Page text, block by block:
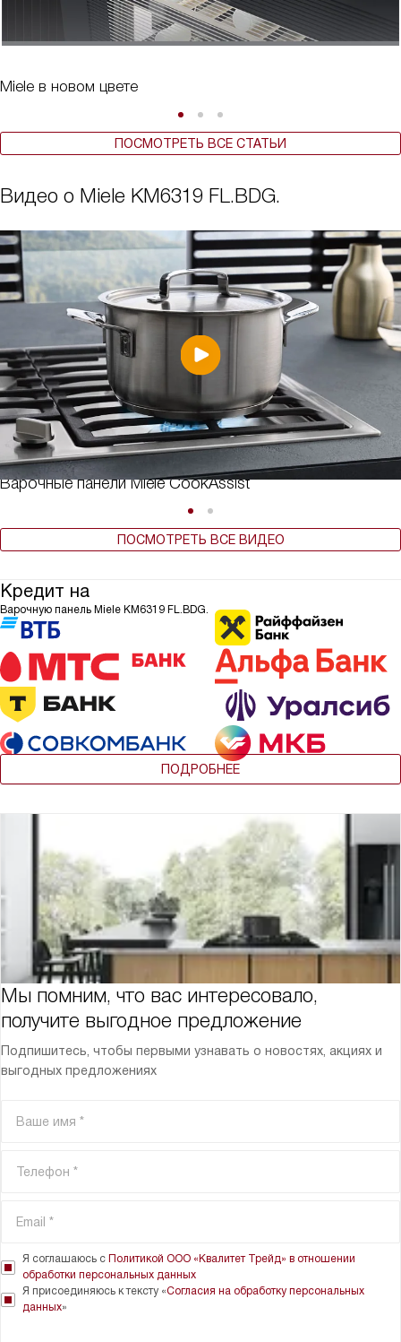
Miele в новом цвете
ПОСМОТРЕТЬ ВСЕ СТАТЬИ
Видео о Miele KM6319 FL.BDG.
Варочные панели Miele CookAssist
ПОСМОТРЕТЬ ВСЕ ВИДЕО
Кредит на
Варочную панель Miele KM6319 FL.BDG.
ПОДРОБНЕЕ
Мы помним, что вас интересовало,
получите выгодное предложение
Подпишитесь, чтобы первыми узнавать о новостях, акциях и
выгодных предложениях
Я соглашаюсь с Политикой ООО «Квалитет Трейд» в отношении
обработки персональных данных
Я присоединяюсь к тексту «Согласия на обработку персональных
данных»